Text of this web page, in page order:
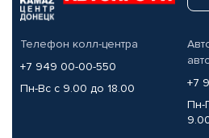
Телефон колл-центра
+7 949 00-00-550
Пн-Вс с 9.00 до 18.00
+7
Пн-